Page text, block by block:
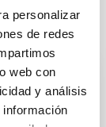
personalizar
de redes
web con
y análisis